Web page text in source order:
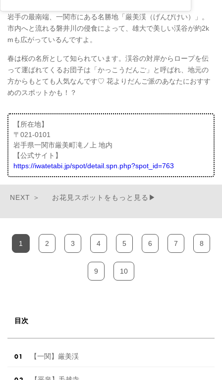
岩手の最南端、一関市にある名勝地「厳美渓（げんびけい）」。
市内へと流れる磐井川の侵食によって、雄大で美しい渓谷が約2k
mも広がっているんですよ。
春は桜の名所として知られています。渓谷の対岸からロープを伝
って運ばれてくるお団子は「かっこうだんご」と呼ばれ、地元の
方からもとても人気なんです♡ 花よりだんご派のあなたにおすす
めのスポットかも！？
【所在地】
〒021-0101
岩手県一関市厳美町滝ノ上 地内
【公式サイト】
https://iwatetabi.jp/spot/detail.spn.php?spot_id=763
お花見スポットをもっと見る▶
1 2 3 4 5 6 7 8
9 10
目次
【一関】厳美渓